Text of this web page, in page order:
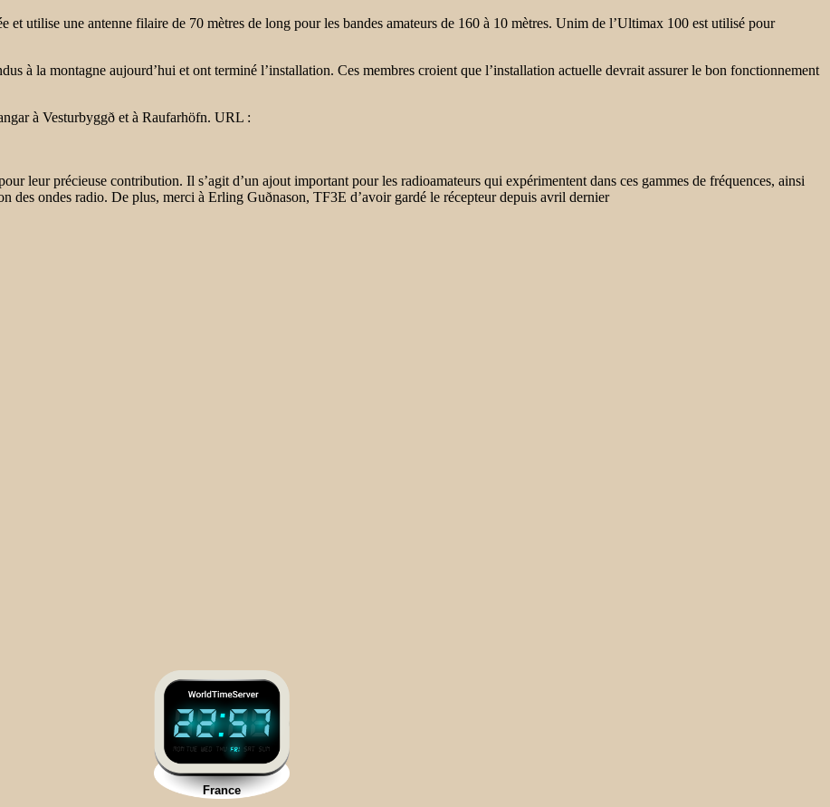
et utilise une antenne filaire de 70 mètres de long pour les bandes amateurs de 160 à 10 mètres. Unim de l’Ultimax 100 est utilisé pour
à la montagne aujourd’hui et ont terminé l’installation. Ces membres croient que l’installation actuelle devrait assurer le bon fonctionnement
à Vesturbyggð et à Raufarhöfn. URL :
leur précieuse contribution. Il s’agit d’un ajout important pour les radioamateurs qui expérimentent dans ces gammes de fréquences, ainsi
des ondes radio. De plus, merci à Erling Guðnason, TF3E d’avoir gardé le récepteur depuis avril dernier